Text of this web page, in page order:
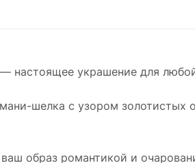
настоящее украшение для
шелка с узором золотистых
образ романтикой и